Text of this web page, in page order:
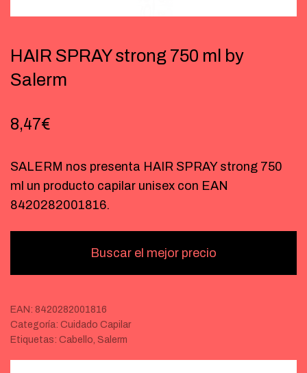
HAIR SPRAY strong 750 ml by
Salerm
8,47€
SALERM nos presenta HAIR SPRAY strong 750
ml un producto capilar unisex con EAN
8420282001816.
Buscar el mejor precio
EAN: 8420282001816
Categoría: Cuidado Capilar
Etiquetas: Cabello, Salerm